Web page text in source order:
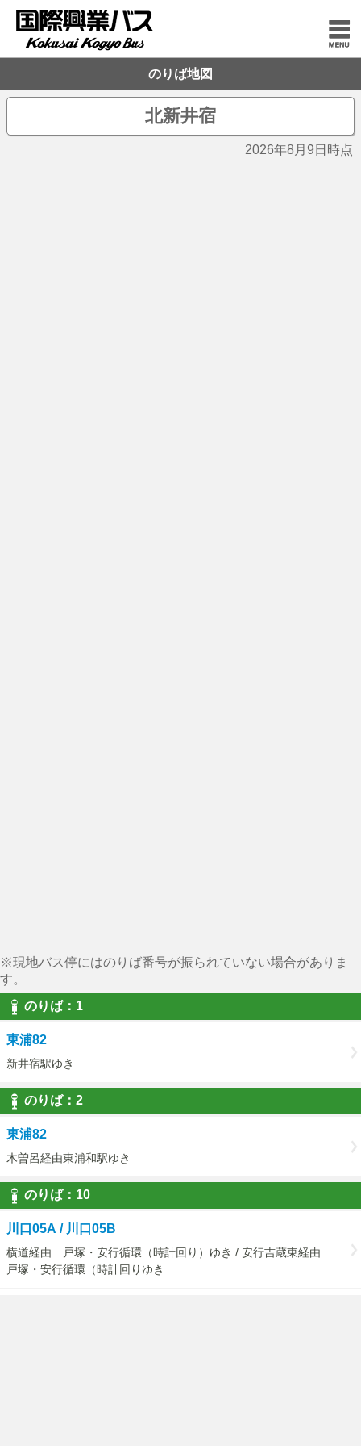
のりば地図
北新井宿
2026年8月9日時点
※現地バス停にはのりば番号が振られていない場合がありま
す。
のりば：1
東浦82
新井宿駅ゆき
のりば：2
東浦82
木曽呂経由東浦和駅ゆき
のりば：10
川口05A / 川口05B
横道経由 戸塚・安行循環（時計回り）ゆき / 安行吉蔵東経由
戸塚・安行循環（時計回りゆき